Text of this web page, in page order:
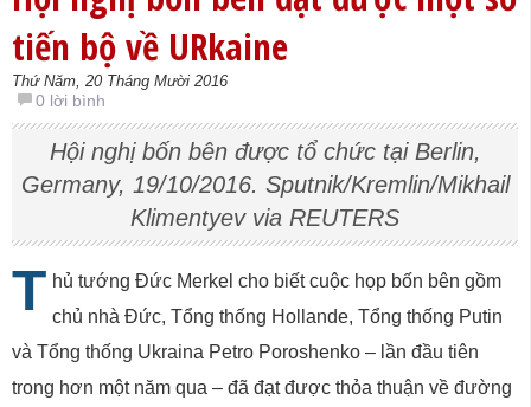
tiến bộ về URkaine
Thứ Năm, 20 Tháng Mười 2016
0 lời bình
Hội nghị bốn bên được tổ chức tại Berlin,
Germany, 19/10/2016. Sputnik/Kremlin/Mikhail
Klimentyev via REUTERS
T hủ tướng Đức Merkel cho biết cuộc họp bốn bên gồm
chủ nhà Đức, Tổng thống Hollande, Tổng thống Putin
và Tổng thống Ukraina Petro Poroshenko – lần đầu tiên
trong hơn một năm qua – đã đạt được thỏa thuận về đường